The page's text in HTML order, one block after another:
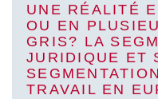
UNE RÉALITÉ
OU EN
GRIS? LA
JURIDIQUE ET
TRAVAIL EN